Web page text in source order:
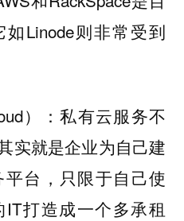
Linode则非常受到
）：私有云服务不
实就是企业为自己建
台，只限于自己使
打造成一个多承租